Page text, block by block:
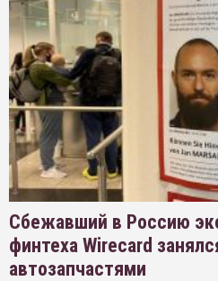
Сбежавший в Россию
финтеха Wirecard
автозапчастями